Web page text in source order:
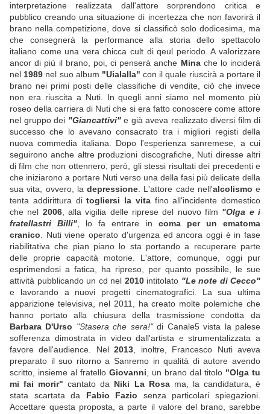
interpretazione realizzata dall'attore sorprendono critica e
pubblico creando una situazione di incertezza che non favorirà il
brano nella competizione, dove si classificò solo dodicesima, ma
che consegnerà la performance alla storia dello spettacolo
italiano come una vera chicca cult di qeul periodo. A valorizzare
ancor di più il brano, poi, ci penserà anche Minache lo inciderà
nel 1989 nel suo album "Uialalla" con il quale riuscirà a portare il
brano nei primi posti delle classifiche di vendite, ciò che invece
non era riuscita a Nuti. In quegli anni siamo nel momento più
roseo della carriera di Nuti che si era fatto conoscere come attore
nel gruppo dei "Giancattivi"e già aveva realizzato diversi film di
successo che lo avevano consacrato tra i migliori registi della
nuova commedia italiana. Dopo l'esperienza sanremese, a cui
seguirono anche altre produzioni discografiche, Nuti diresse altri
di film che non ottennero, però, gli stessi risultati dei precedenti e
che iniziarono a portare Nuti verso una della fasi più delicate della
sua vita, ovvero, la depressione . L'attore cade nell'alcolismo e
tenta addirittura ditogliersi la vitafino all'incidente domestico
che nel 2006, alla vigilia delle riprese del nuovo film "Olga e i
fratellastri Billi" , lo fa entrare in coma per un ematoma
cranico . Nuti viene operato d'urgenza ed ancora oggi è in fase
riabilitativa che pian piano lo sta portando a recuperare parte
delle proprie capacità motorie. L'attore, comunque, oggi pur
esprimendosi a fatica, ha ripreso, per quanto possibile, le sue
attività pubblicando un cd nel 2010intitolato "Le note di Cecco"
e lavorando a nuovi progetti cinematografici. La sua ultima
apparizione televisiva, nel 2011, ha creato molte polemiche che
hanno portato alla chiusura della trasmissione condotta da
Barbara D'Urso "Stasera che sera!"di Canale5 vista la palese
sofferenza dimostrata in video dall'artista e strumentalizzata a
favore dell'audience. Nel2013 , inoltre, Francesco Nuti aveva
preparato il suo ritorno a Sanremo in qualità di autore avendo
scritto, insieme al fratello Giovanni , un brano dal titolo "Olga tu
mi fai morir" cantato da Niki La Rosama, la candidatura, è
stata scartata da Fabio Fazio senza particolari spiegazioni.
Accettare questa proposta, a parte il valore del brano, sarebbe